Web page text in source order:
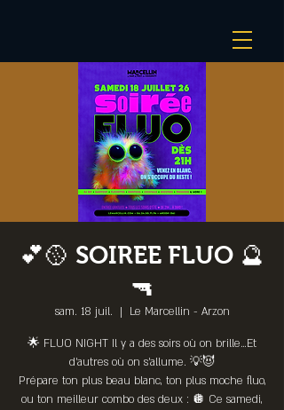
💕🥎 SOIREE FLUO 🔮
🔫
sam. 18 juil.
  |
Le Marcellin - Arzon
🌟 FLUO NIGHT Il y a des soirs où on brille…Et
d’autres où on s’allume. 💡😈
Prépare ton plus beau blanc, ton plus moche fluo,
ou ton meilleur combo des deux : 🪩 Ce samedi,